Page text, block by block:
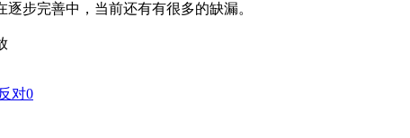
逐步完善中，当前还有有很多的缺漏。
反对0